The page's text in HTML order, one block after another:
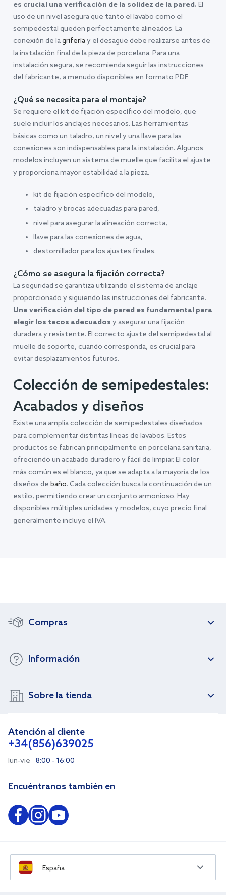
es crucial una verificación de la solidez de la pared. El
uso de un nivel asegura que tanto el lavabo como el
semipedestal queden perfectamente alineados. La
conexión de lagriferíay el desagüe debe realizarse antes de
la instalación final de la pieza de porcelana. Para una
instalación segura, se recomienda seguir las instrucciones
del fabricante, a menudo disponibles en formato PDF.
¿Qué se necesita para el montaje?
Se requiere el kit de fijación específico del modelo, que
suele incluir los anclajes necesarios. Las herramientas
básicas como un taladro, un nivel y una llave para las
conexiones son indispensables para la instalación. Algunos
modelos incluyen un sistema de muelle que facilita el ajuste
y proporciona mayor estabilidad a la pieza.
kit de fijación específico del modelo,
taladro y brocas adecuadas para pared,
nivel para asegurar la alineación correcta,
llave para las conexiones de agua,
destornillador para los ajustes finales.
¿Cómo se asegura la fijación correcta?
La seguridad se garantiza utilizando el sistema de anclaje
proporcionado y siguiendo las instrucciones del fabricante.
Una verificación del tipo de pared es fundamental para
elegir los tacos adecuados y asegurar una fijación
duradera y resistente. El correcto ajuste del semipedestal al
muelle de soporte, cuando corresponda, es crucial para
evitar desplazamientos futuros.
Colección de semipedestales:
Acabados y diseños
Existe una amplia colección de semipedestales diseñados
para complementar distintas líneas de lavabos. Estos
productos se fabrican principalmente en porcelana sanitaria,
ofreciendo un acabado duradero y fácil de limpiar. El color
más común es el blanco, ya que se adapta a la mayoría de los
diseños de baño. Cada colección busca la continuación de un
estilo, permitiendo crear un conjunto armonioso. Hay
disponibles múltiples unidades y modelos, cuyo precio final
generalmente incluye el IVA.
Compras
Información
Sobre la tienda
Atención al cliente
+34(856)639025
lun-vie 8:00 - 16:00
Encuéntranos también en
España